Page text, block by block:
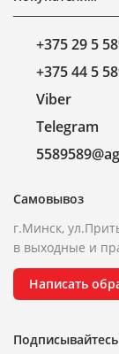
+375 29 5
+375 44 5
Viber
Telegram
Самовывоз
г.Минск,
в выходные и
Написать
Подписывайтесь